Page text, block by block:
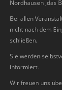
Nordhausen ,das
Bei allen
nicht nach dem
schließen.
Sie werden
informiert.
Wir freuen uns